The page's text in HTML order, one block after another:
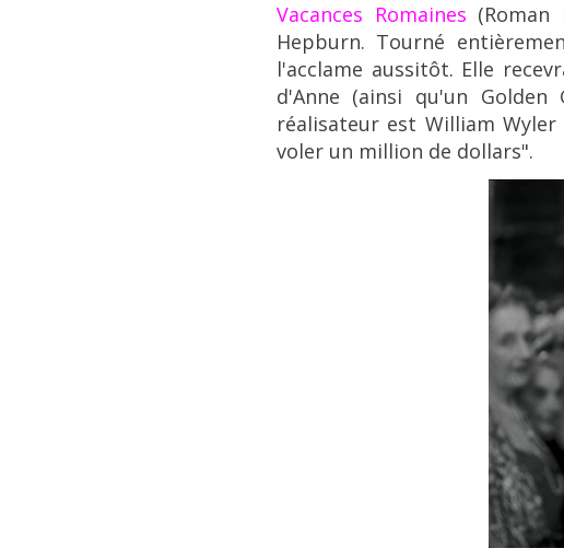
Vacances Romaines
Hepburn. Tourné
l'acclame aussitôt. Elle
d'Anne (ainsi qu'un Golden
réalisateur est William
voler un million de dollars".